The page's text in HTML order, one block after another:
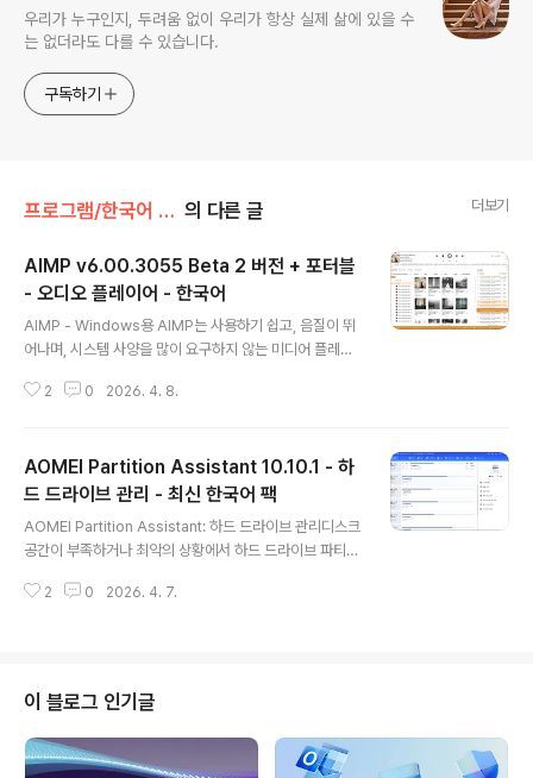
우리가 누구인지, 두려움 없이 우리가 항상 실제 삶에 있을 수
는 없더라도 다를 수 있습니다.
구독하기
프로그램/한국어 패치 의 다른 글 더보기
AIMP v6.00.3055 Beta 2 버전 + 포터블
- 오디오 플레이어 - 한국어
AIMP - Windows용 AIMP는 사용하기 쉽고, 음질이 뛰
어나며, 시스템 사양을 많이 요구하지 않는 미디어 플레이
하는 오디오 애호가든, 방대한 재생 목록을 관리하는 일반
이룬 제품은 드뭅니다. 가볍지만 강력한 AIMP는 당신의
음악 감상 경험을 한 차원 높여줄 도구이며, 이 모든 것을
부담 없이 누릴 수 있습니다.Windows 및 Linux용 강력
한 무료 오디오 플레이어 (Wine을 통해)로 로컬 파일, NA
S, 클라우드 및 팟캐스트를 지원합니다. 또한 오디오 파일
로 작동할 수 있는 강력한 도구도 포함되어 있습니다.주요
2 0 2026. 4. 8.
AOMEI Partition Assistant 10.10.1 - 하
드 드라이브 관리 - 최신 한국어 팩
AOMEI Partition Assistant: 하드 드라이브 관리디스크
공간이 부족하거나 최악의 상황에서 하드 드라이브 파티션
지 잘 아실 겁니다. AOMEI Partition Assistant는 디스
합니다.AOMEI Partition Assistant가 꼭 필요한 이유물
론 Windows 자체 파티션 관리자는 있지만, 솔직히 말해
서 사용하기 불편하고 제한적이며 때로는 원하는 기능을
제대로 수행하지 못할 수도 있습니다. 반면 AOMEI Partit
2 0 2026. 4. 7.
이 블로그 인기글